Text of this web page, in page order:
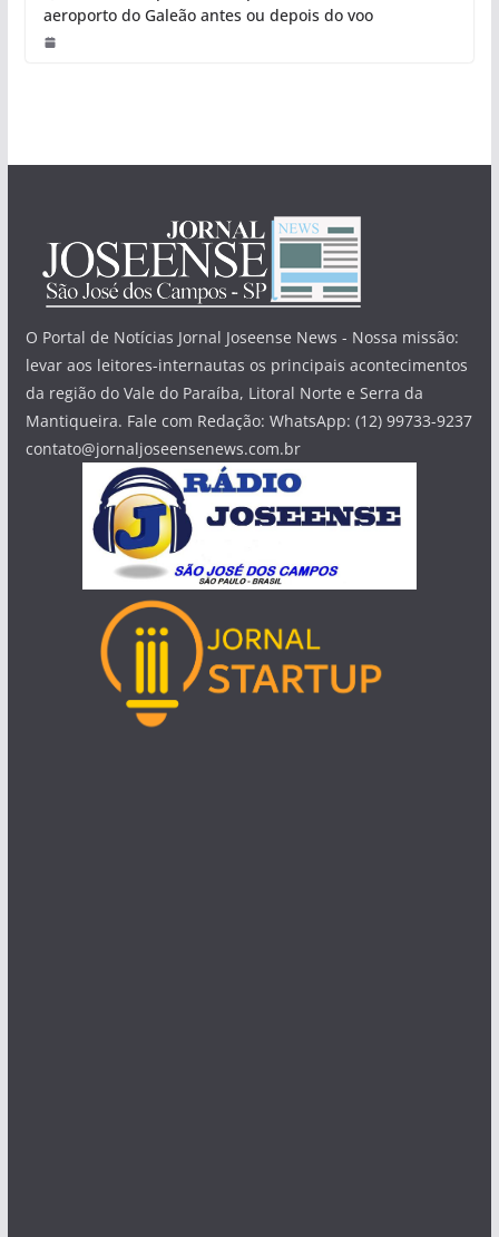
aeroporto do Galeão antes ou depois do voo
O Portal de Notícias Jornal Joseense News - Nossa missão:
levar aos leitores-internautas os principais acontecimentos
da região do Vale do Paraíba, Litoral Norte e Serra da
Mantiqueira. Fale com Redação: WhatsApp: (12) 99733-9237
contato@jornaljoseensenews.com.br